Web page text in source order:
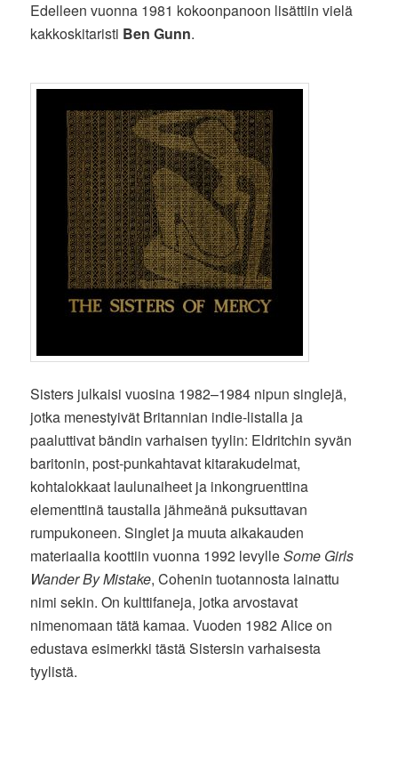
Edelleen vuonna 1981 kokoonpanoon lisättiin vielä
kakkoskitaristi Ben Gunn.
Sisters julkaisi vuosina 1982–1984 nipun singlejä,
jotka menestyivät Britannian indie-listalla ja
paaluttivat bändin varhaisen tyylin: Eldritchin syvän
baritonin, post-punkahtavat kitarakudelmat,
kohtalokkaat laulunaiheet ja inkongruenttina
elementtinä taustalla jähmeänä puksuttavan
rumpukoneen. Singlet ja muuta aikakauden
materiaalia koottiin vuonna 1992 levylleSome Girls
Wander By Mistake, Cohenin tuotannosta lainattu
nimi sekin. On kulttifaneja, jotka arvostavat
nimenomaan tätä kamaa. Vuoden 1982 Alice on
edustava esimerkki tästä Sistersin varhaisesta
tyylistä.